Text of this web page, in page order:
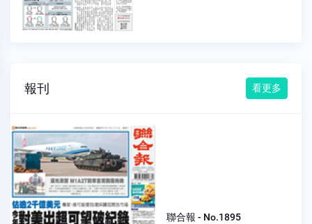
報刊 看更多
聯合報 - No.1895